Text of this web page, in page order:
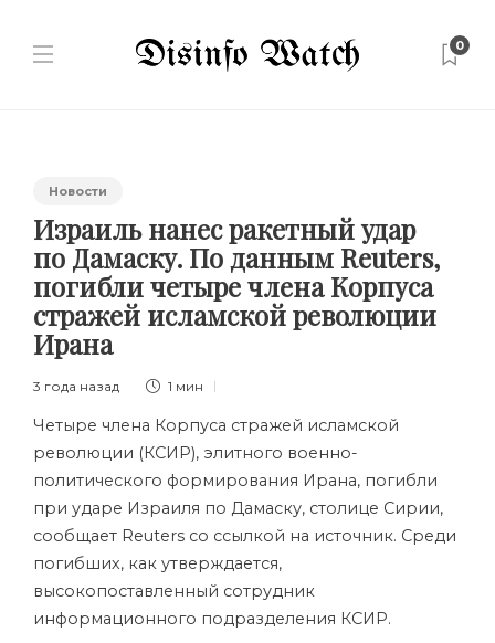
0
Новости
Израиль нанес ракетный удар
по Дамаску. По данным Reuters,
погибли четыре члена Корпуса
стражей исламской революции
Ирана
3 года назад 1 мин
Четыре члена Корпуса стражей исламской
революции (КСИР), элитного военно-
политического формирования Ирана, погибли
при ударе Израиля по Дамаску, столице Сирии,
сообщает Reuters со ссылкой на источник. Среди
погибших, как утверждается,
высокопоставленный сотрудник
информационного подразделения КСИР.